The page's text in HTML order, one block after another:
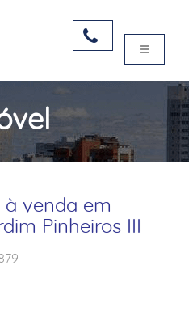
à venda em
Pinheiros III